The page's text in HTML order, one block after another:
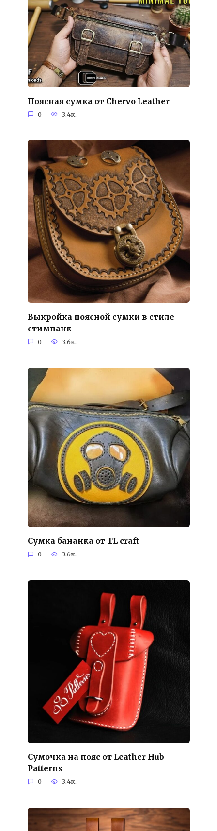
Поясная сумка от Chervo Leather
0 3.4к.
Выкройка поясной сумки в стиле
стимпанк
0 3.6к.
Cумка бананка от TL craft
0 3.6к.
Сумочка на пояс от Leather Hub
Patterns
0 3.4к.